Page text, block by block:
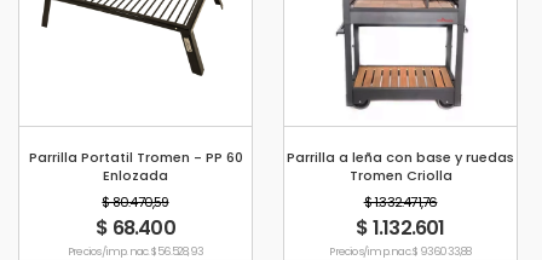
Parrilla Portatil Tromen - PP 60
Enlozada
$ 80.470,59
$ 68.400
Precio s/imp. nac. $ 56.528,93
Parrilla a leña con base y ruedas
Tromen Criolla
$ 1.332.471,76
$ 1.132.601
Precio s/imp. nac. $ 936.033,88